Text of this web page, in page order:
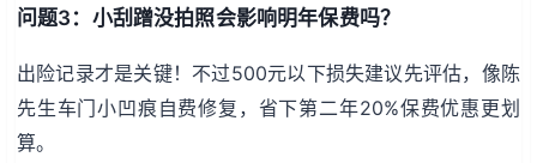
问题3：小刮蹭没拍照会影响明年保费吗？
出险记录才是关键！不过500元以下损失建议先评估，像陈
先生车门小凹痕自费修复，省下第二年20%保费优惠更划
算。